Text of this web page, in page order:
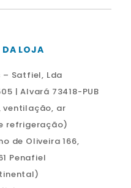
DA LOJA
– Satfiel, Lda
| Alvará 73418-PUB
ventilação, ar
refrigeração)
de Oliveira 166,
Penafiel